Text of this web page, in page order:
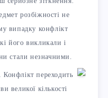
розбіжності не
випадку конфлікт
його викликали і
стали незначними.
переходить
великої кількості